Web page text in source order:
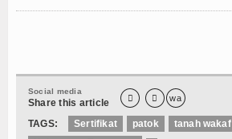
Social media
Share this article   wa
TAGS: Sertifikat patok tanah wakaf